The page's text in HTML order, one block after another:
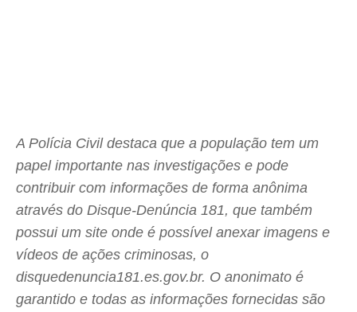
A Polícia Civil destaca que a população tem um
papel importante nas investigações e pode
contribuir com informações de forma anônima
através do Disque-Denúncia 181, que também
possui um site onde é possível anexar imagens e
vídeos de ações criminosas, o
disquedenuncia181.es.gov.br. O anonimato é
garantido e todas as informações fornecidas são